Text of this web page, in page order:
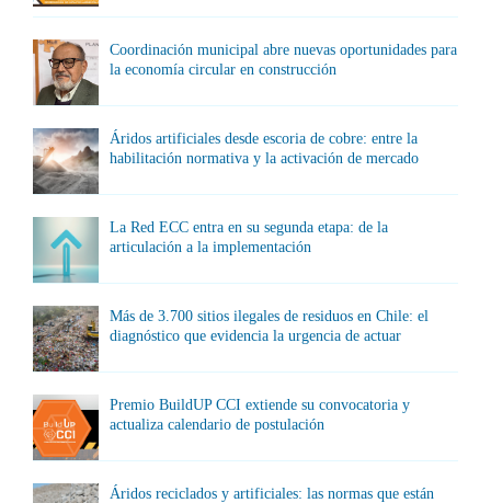
Coordinación municipal abre nuevas oportunidades para
la economía circular en construcción
Áridos artificiales desde escoria de cobre: entre la
habilitación normativa y la activación de mercado
La Red ECC entra en su segunda etapa: de la
articulación a la implementación
Más de 3.700 sitios ilegales de residuos en Chile: el
diagnóstico que evidencia la urgencia de actuar
Premio BuildUP CCI extiende su convocatoria y
actualiza calendario de postulación
Áridos reciclados y artificiales: las normas que están